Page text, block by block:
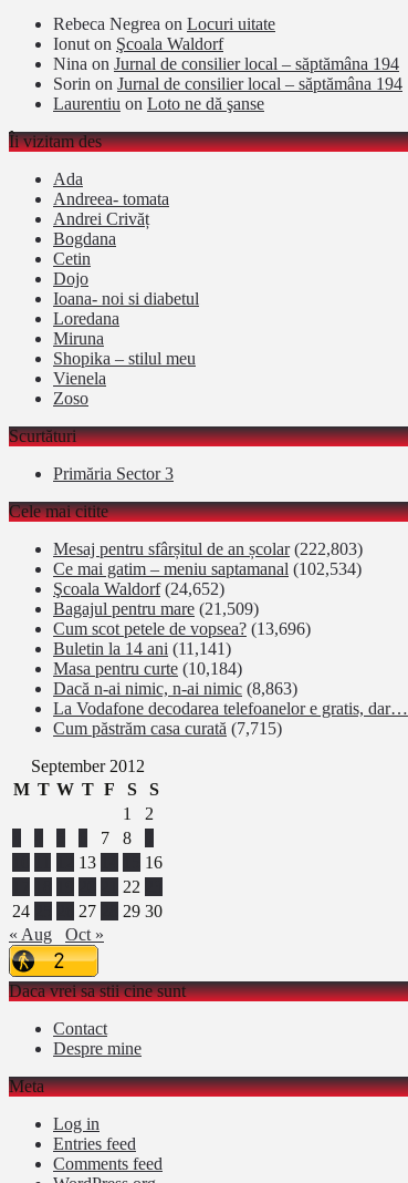
Rebeca Negrea on Locuri uitate
Ionut on Şcoala Waldorf
Nina on Jurnal de consilier local – săptămâna 194
Sorin on Jurnal de consilier local – săptămâna 194
Laurentiu on Loto ne dă şanse
Îi vizitam des
Ada
Andreea- tomata
Andrei Crivăț
Bogdana
Cetin
Dojo
Ioana- noi si diabetul
Loredana
Miruna
Shopika – stilul meu
Vienela
Zoso
Scurtături
Primăria Sector 3
Cele mai citite
Mesaj pentru sfârșitul de an școlar (222,803)
Ce mai gatim – meniu saptamanal (102,534)
Şcoala Waldorf (24,652)
Bagajul pentru mare (21,509)
Cum scot petele de vopsea? (13,696)
Buletin la 14 ani (11,141)
Masa pentru curte (10,184)
Dacă n-ai nimic, n-ai nimic (8,863)
La Vodafone decodarea telefoanelor e gratis, dar…
Cum păstrăm casa curată (7,715)
September 2012
M T W T F S
S
1
2
7 8
13
16
22
24
27 29 30
« Aug
Oct »
Daca vrei sa stii cine sunt
Contact
Despre mine
Meta
Log in
Entries feed
Comments feed